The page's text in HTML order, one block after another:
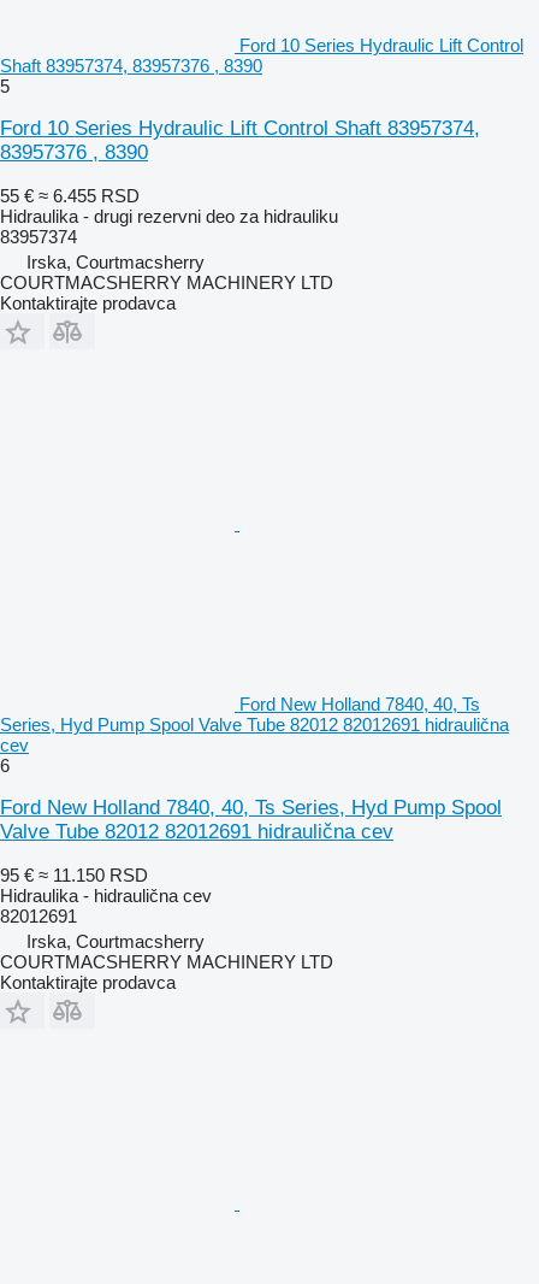
Ford 10 Series Hydraulic Lift Control
Shaft 83957374, 83957376 , 8390
5
Ford 10 Series Hydraulic Lift Control Shaft 83957374,
83957376 , 8390
55 € ≈ 6.455 RSD
Hidraulika - drugi rezervni deo za hidrauliku
83957374
Irska, Courtmacsherry
COURTMACSHERRY MACHINERY LTD
Kontaktirajte prodavca
Ford New Holland 7840, 40, Ts
Series, Hyd Pump Spool Valve Tube 82012 82012691 hidraulična
cev
6
Ford New Holland 7840, 40, Ts Series, Hyd Pump Spool
Valve Tube 82012 82012691 hidraulična cev
95 € ≈ 11.150 RSD
Hidraulika - hidraulična cev
82012691
Irska, Courtmacsherry
COURTMACSHERRY MACHINERY LTD
Kontaktirajte prodavca